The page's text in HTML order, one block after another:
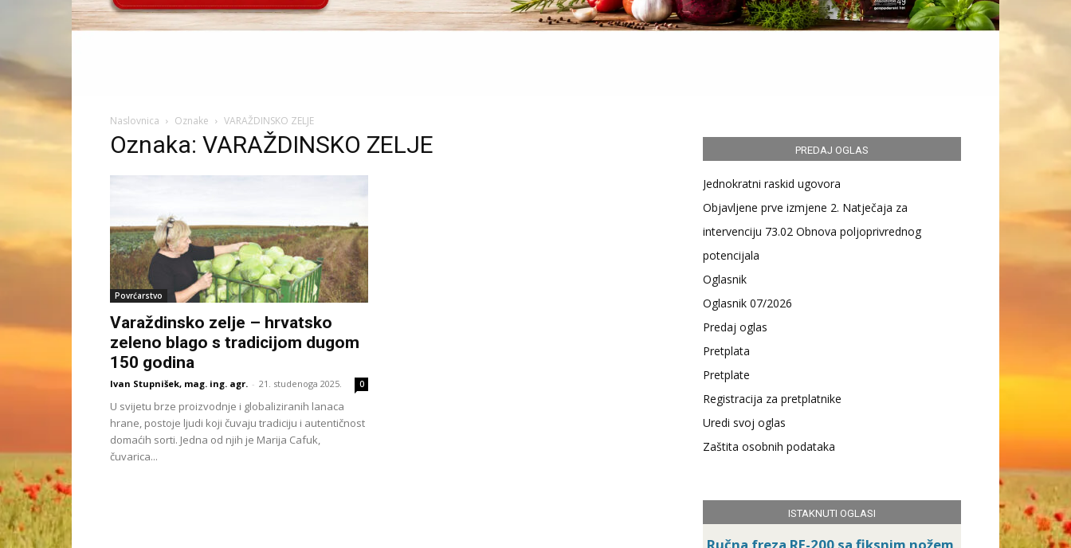
Naslovnica Oznake VARAŽDINSKO ZELJE
Oznaka: VARAŽDINSKO ZELJE
Povrćarstvo
Varaždinsko zelje – hrvatsko
zeleno blago s tradicijom dugom
150 godina
Ivan Stupnišek, mag. ing. agr. - 21. studenoga 2025. 0
U svijetu brze proizvodnje i globaliziranih lanaca
hrane, postoje ljudi koji čuvaju tradiciju i autentičnost
domaćih sorti. Jedna od njih je Marija Cafuk,
čuvarica...
PREDAJ OGLAS
Jednokratni raskid ugovora
Objavljene prve izmjene 2. Natječaja za
intervenciju 73.02 Obnova poljoprivrednog
potencijala
Oglasnik
Oglasnik 07/2026
Predaj oglas
Pretplata
Pretplate
Registracija za pretplatnike
Uredi svoj oglas
Zaštita osobnih podataka
ISTAKNUTI OGLASI